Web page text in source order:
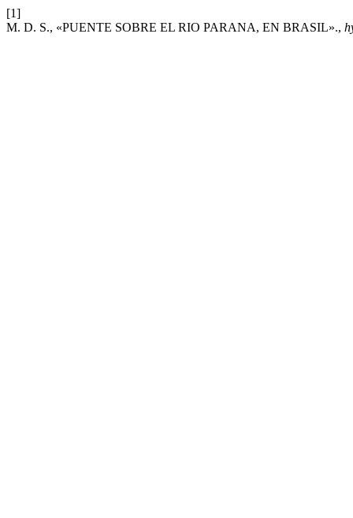
[1]
M. D. S., «PUENTE SOBRE EL RIO PARANA, EN BRASIL».,